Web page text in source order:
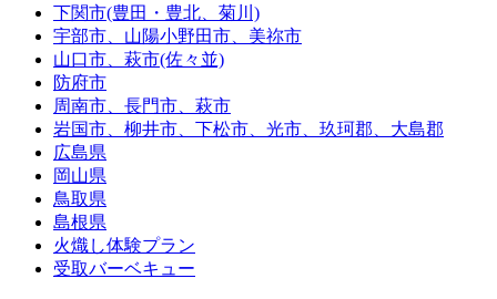
下関市(豊田・豊北、菊川)
宇部市、山陽小野田市、美祢市
山口市、萩市(佐々並)
防府市
周南市、長門市、萩市
岩国市、柳井市、下松市、光市、玖珂郡、大島郡
広島県
岡山県
鳥取県
島根県
火熾し体験プラン
受取バーベキュー